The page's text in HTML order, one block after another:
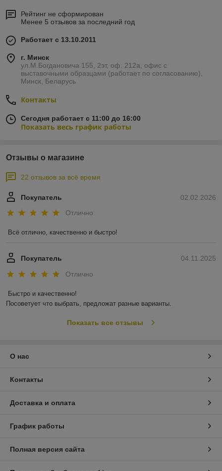
Рейтинг не сформирован
Менее 5 отзывов за последний год
Работает с 13.10.2011
г. Минск
ул.М.Богдановича 155, 2эт, оф. 212а, офис с
выставочными образцами (работает по согласованию),
Минск, Беларусь
Контакты
Сегодня работает с 11:00 до 16:00
Показать весь график работы
Отзывы о магазине
22 отзывов за всё время
02.02.2026
Покупатель
Отлично
Всё отлично, качественно и быстро!
04.11.2025
Покупатель
Отлично
Быстро и качественно!
Посоветует что выбрать, предложат разные варианты.
Показать все отзывы
О нас
Контакты
Доставка и оплата
График работы
Полная версия сайта